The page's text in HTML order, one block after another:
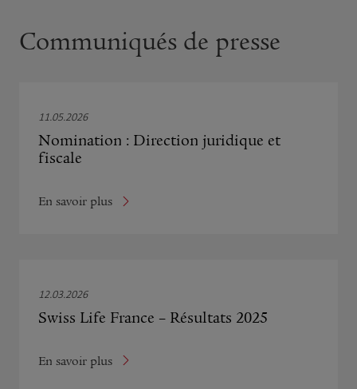
Communiqués de presse
11.05.2026
Nomination : Direction juridique et
fiscale
En savoir plus
12.03.2026
Swiss Life France – Résultats 2025
En savoir plus